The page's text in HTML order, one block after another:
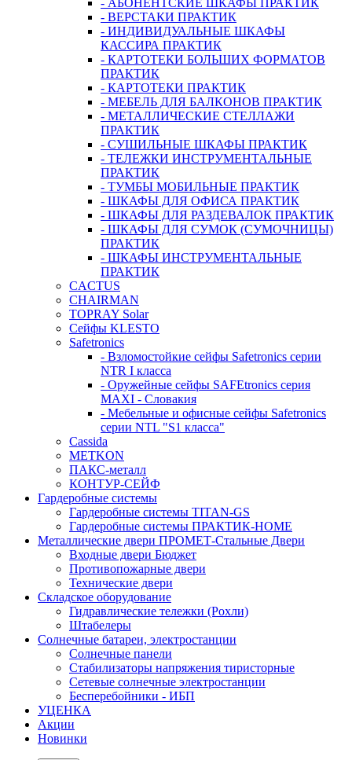
- АБОНЕНТСКИЕ ШКАФЫ ПРАКТИК
- ВЕРСТАКИ ПРАКТИК
- ИНДИВИДУАЛЬНЫЕ ШКАФЫ
КАССИРА ПРАКТИК
- КАРТОТЕКИ БОЛЬШИХ ФОРМАТОВ
ПРАКТИК
- КАРТОТЕКИ ПРАКТИК
- МЕБЕЛЬ ДЛЯ БАЛКОНОВ ПРАКТИК
- МЕТАЛЛИЧЕСКИЕ СТЕЛЛАЖИ
ПРАКТИК
- СУШИЛЬНЫЕ ШКАФЫ ПРАКТИК
- ТЕЛЕЖКИ ИНСТРУМЕНТАЛЬНЫЕ
ПРАКТИК
- ТУМБЫ МОБИЛЬНЫЕ ПРАКТИК
- ШКАФЫ ДЛЯ ОФИСА ПРАКТИК
- ШКАФЫ ДЛЯ РАЗДЕВАЛОК ПРАКТИК
- ШКАФЫ ДЛЯ СУМОК (СУМОЧНИЦЫ)
ПРАКТИК
- ШКАФЫ ИНСТРУМЕНТАЛЬНЫЕ
ПРАКТИК
CACTUS
CHAIRMAN
TOPRAY Solar
Сейфы KLESTO
Safetronics
- Взломостойкие сейфы Safetronics серии
NTR I класса
- Оружейные сейфы SAFEtronics серия
MAXI - Словакия
- Мебельные и офисные сейфы Safetronics
серии NTL "S1 класса"
Cassida
METKON
ПАКС-металл
КОНТУР-СЕЙФ
Гардеробные системы
Гардеробные системы TITAN-GS
Гардеробные системы ПРАКТИК-HOME
Металлические двери ПРОМЕТ-Стальные Двери
Входные двери Бюджет
Противопожарные двери
Технические двери
Складское оборудование
Гидравлические тележки (Рохли)
Штабелеры
Солнечные батареи, электростанции
Солнечные панели
Стабилизаторы напряжения тиристорные
Сетевые солнечные электростанции
Бесперебойники - ИБП
УЦЕНКА
Акции
Новинки